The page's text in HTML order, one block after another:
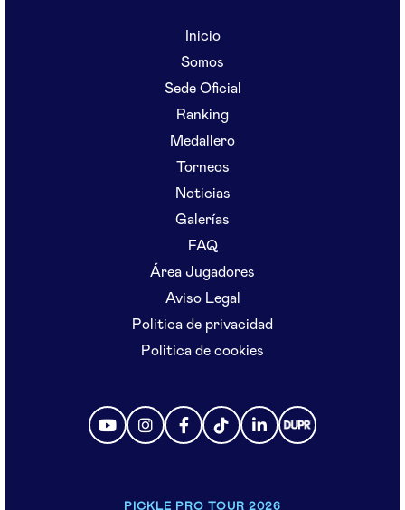
Inicio
Somos
Sede Oficial
Ranking
Medallero
Torneos
Noticias
Galerías
FAQ
Área Jugadores
Aviso Legal
Politica de privacidad
Politica de cookies
PICKLE PRO TOUR 2026